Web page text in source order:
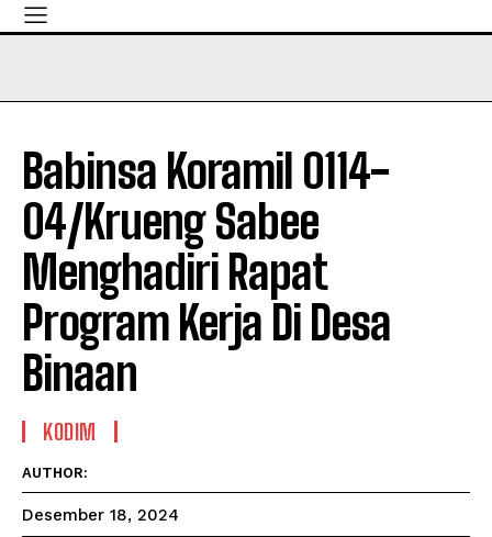
Babinsa Koramil 0114-
04/Krueng Sabee
Menghadiri Rapat
Program Kerja Di Desa
Binaan
KODIM
AUTHOR:
Desember 18, 2024